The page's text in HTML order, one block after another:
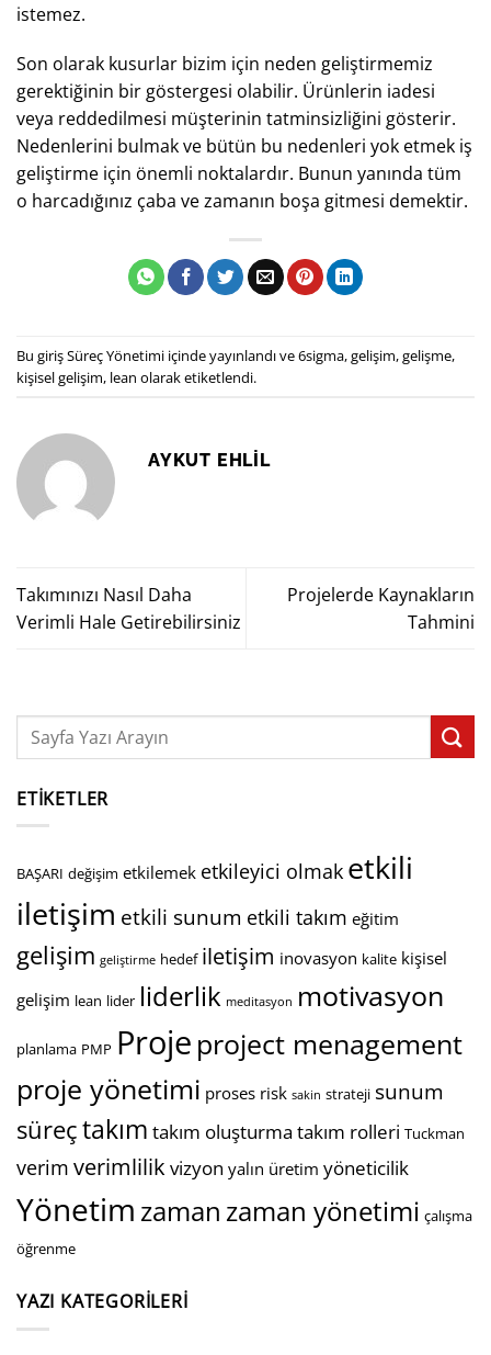
istemez.
Son olarak kusurlar bizim için neden geliştirmemiz
gerektiğinin bir göstergesi olabilir. Ürünlerin iadesi
veya reddedilmesi müşterinin tatminsizliğini gösterir.
Nedenlerini bulmak ve bütün bu nedenleri yok etmek iş
geliştirme için önemli noktalardır. Bunun yanında tüm
o harcadığınız çaba ve zamanın boşa gitmesi demektir.
Bu girişSüreç Yönetimi içinde yayınlandı ve6sigma,gelişim,gelişme,
kişisel gelişim, lean olarak etiketlendi.
AYKUT EHLİL
Takımınızı Nasıl Daha
Verimli Hale Getirebilirsiniz
Projelerde Kaynakların
Tahmini
ETIKETLER
BAŞARI değişim etkilemek etkileyici olmak etkili
iletişim etkili sunum etkili takım eğitim
gelişim geliştirme hedef iletişim inovasyon kalite kişisel
gelişim lean lider liderlik meditasyon motivasyon
planlama PMP Proje project menagement
proje yönetimi proses risk sakin strateji sunum
süreçtakım takım oluşturma takım rolleri Tuckman
verim verimlilik vizyon yalın üretim yöneticilik
Yönetim zaman zaman yönetimi çalışma
öğrenme
YAZI KATEGORILERI